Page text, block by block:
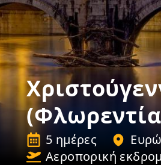
5 ημέρες
Αεροπορική